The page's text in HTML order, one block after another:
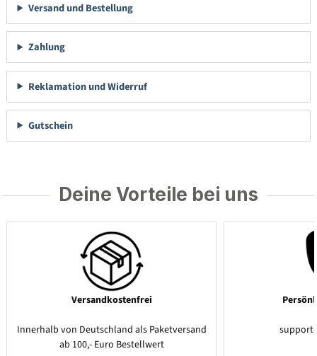
Versand und Bestellung
Zahlung
Reklamation und Widerruf
Gutschein
Deine Vorteile bei uns
Versandkostenfrei
Innerhalb von Deutschland als Paketversand
ab 100,- Euro Bestellwert